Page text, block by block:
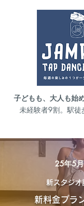
子どもも、大人も始
未経験者9割。駅
25年5
新スタジオ
新料金プラ